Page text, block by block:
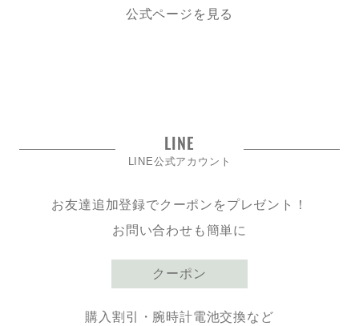
公式ページを見る
LINE
LINE公式アカウント
お友達追加登録でクーポンをプレゼント！
お問い合わせも簡単に
クーポン
購入割引・腕時計電池交換など